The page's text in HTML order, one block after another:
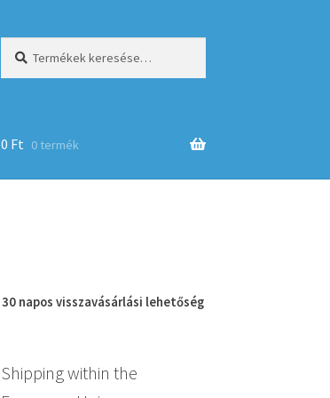
0 Ft 0 termék
30 napos visszavásárlási lehetőség
Shipping within the